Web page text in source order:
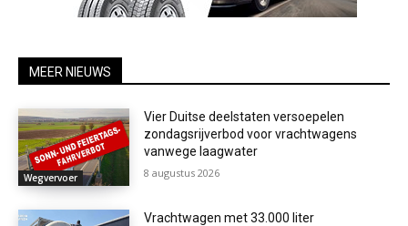
MEER NIEUWS
Wegvervoer
Vier Duitse deelstaten versoepelen
zondagsrijverbod voor vrachtwagens
vanwege laagwater
8 augustus 2026
Vrachtwagen met 33.000 liter